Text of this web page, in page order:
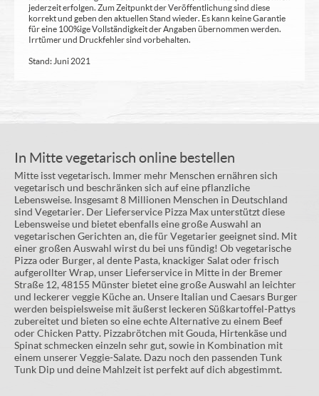
jederzeit erfolgen. Zum Zeitpunkt der Veröffentlichung sind diese
korrekt und geben den aktuellen Stand wieder. Es kann keine Garantie
für eine 100%ige Vollständigkeit der Angaben übernommen werden.
Irrtümer und Druckfehler sind vorbehalten.
Stand: Juni 2021
In Mitte vegetarisch online bestellen
Mitte isst vegetarisch. Immer mehr Menschen ernähren sich
vegetarisch und beschränken sich auf eine pflanzliche
Lebensweise. Insgesamt 8 Millionen Menschen in Deutschland
sind Vegetarier. Der Lieferservice Pizza Max unterstützt diese
Lebensweise und bietet ebenfalls eine große Auswahl an
vegetarischen Gerichten an, die für Vegetarier geeignet sind. Mit
einer großen Auswahl wirst du bei uns fündig! Ob vegetarische
Pizza oder Burger, al dente Pasta, knackiger Salat oder frisch
aufgerollter Wrap, unser Lieferservice in Mitte in der Bremer
Straße 12, 48155 Münster bietet eine große Auswahl an leichter
und leckerer veggie Küche an. Unsere Italian und Caesars Burger
werden beispielsweise mit äußerst leckeren Süßkartoffel-Pattys
zubereitet und bieten so eine echte Alternative zu einem Beef
oder Chicken Patty. Pizzabrötchen mit Gouda, Hirtenkäse und
Spinat schmecken einzeln sehr gut, sowie in Kombination mit
einem unserer Veggie-Salate. Dazu noch den passenden Tunk
Tunk Dip und deine Mahlzeit ist perfekt auf dich abgestimmt.